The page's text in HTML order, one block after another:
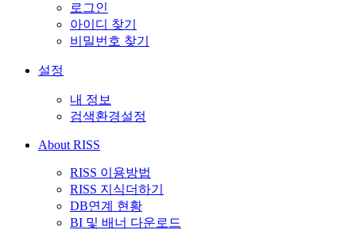
로그인
아이디 찾기
비밀번호 찾기
설정
내 정보
검색환경설정
About RISS
RISS 이용방법
RISS 지식더하기
DB연계 현황
BI 및 배너 다운로드